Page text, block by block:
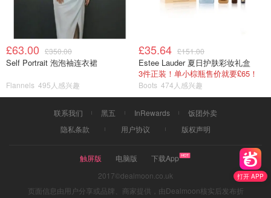
打开 APP
£63.00 £350.00
Self Portrait 泡泡袖连衣裙
Flannels 495人感兴趣
£35.64 £151.00
Estee Lauder 夏日护肤彩妆礼盒
3件正装！单小棕瓶售价就要£65！
Boots 474人感兴趣
联系我们 黑五 InRewards
饭团外卖
隐私条款
用户协议 版权声明
触屏版 电脑版
下载App
2017©dealmoon.co.uk
页面信息由用户分享或品牌、商家提供，由Dealmoon核实后发布折